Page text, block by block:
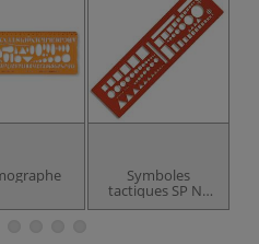
Symboles
tactiques SP N°
46 OTAN